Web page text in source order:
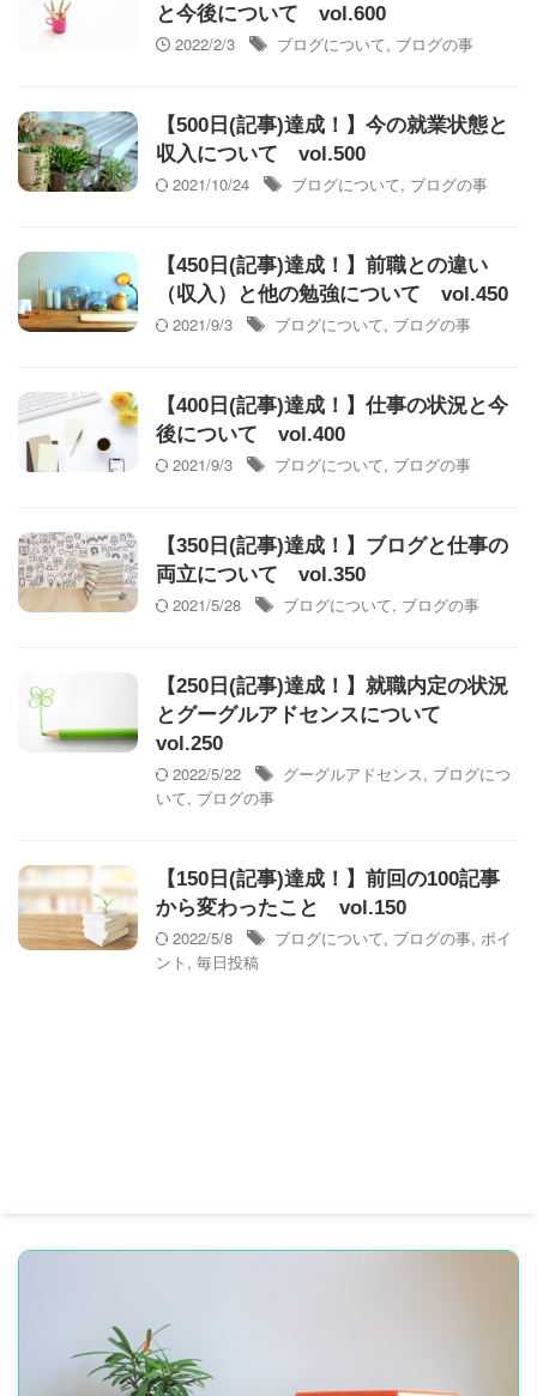
と今後について vol.600
2022/2/3
ブログについて, ブログの事
【500日(記事)達成！】今の就業状態と
収入について vol.500
2021/10/24
ブログについて, ブログの事
【450日(記事)達成！】前職との違い
（収入）と他の勉強について vol.450
2021/9/3
ブログについて, ブログの事
【400日(記事)達成！】仕事の状況と今
後について vol.400
2021/9/3
ブログについて, ブログの事
【350日(記事)達成！】ブログと仕事の
両立について vol.350
2021/5/28
ブログについて, ブログの事
【250日(記事)達成！】就職内定の状況
とグーグルアドセンスについて
vol.250
2022/5/22
グーグルアドセンス, ブログにつ
いて, ブログの事
【150日(記事)達成！】前回の100記事
から変わったこと vol.150
2022/5/8
ブログについて, ブログの事, ポイ
ント , 毎日投稿